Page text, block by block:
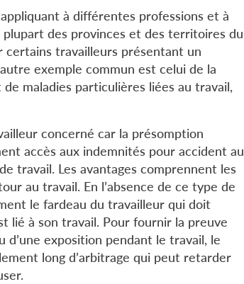
à différentes professions et à
des provinces et des territoires du
certains travailleurs présentant un
exemple commun est celui de la
maladies particulières liées au travail,
concerné car la présomption
accès aux indemnités pour accident au
travail. Les avantages comprennent les
au travail. En l’absence de ce type de
le fardeau du travailleur qui doit
lié à son travail. Pour fournir la preuve
d’une exposition pendant le travail, le
long d’arbitrage qui peut retarder